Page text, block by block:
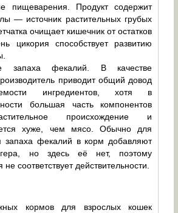
пищеварения. Продукт содержит
— источник растительных грубых
очищает кишечник от остатков
цикория способствует развитию
запаха фекалий. В качестве
приводит общий довод
ингредиентов, хотя в
большая часть компонентов
происхождение и
хуже, чем мясо. Обычно для
запаха фекалий в корм добавляют
но здесь её нет, поэтому
соответствует действительности.
кормов для взрослых кошек